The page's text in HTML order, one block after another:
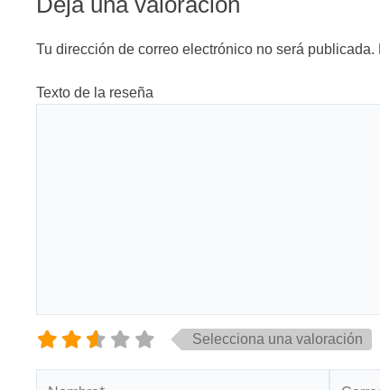
Tu dirección de correo electrónico no será publicada.
Texto de la reseña
Selecciona una valoración